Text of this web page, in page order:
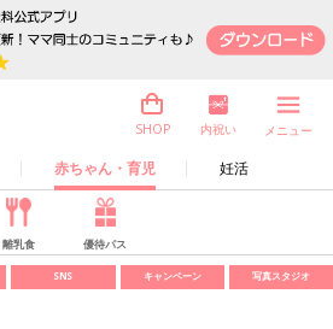
赤ちゃん・育児 妊活
SHOP 内祝い メニュー
離乳食 優待パス
SNS キャンペーン 写真スタジオ